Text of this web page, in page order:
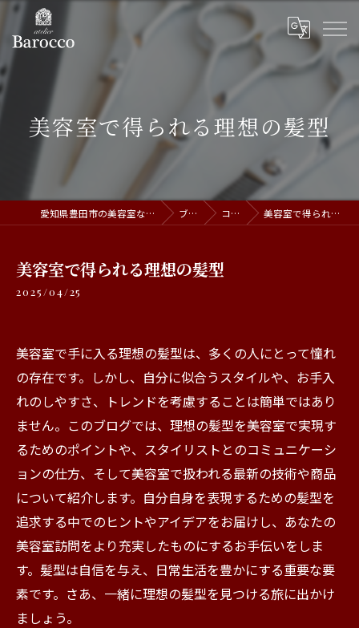
美容室で得られる理想の髪型
愛知県豊田市の美容室ならatelier Barocco ブログ コラム 美容室で得られる理想の髪型
美容室で得られる理想の髪型
2025/04/25
美容室で手に入る理想の髪型は、多くの人にとって憧れ
の存在です。しかし、自分に似合うスタイルや、お手入
れのしやすさ、トレンドを考慮することは簡単ではあり
ません。このブログでは、理想の髪型を美容室で実現す
るためのポイントや、スタイリストとのコミュニケーシ
ョンの仕方、そして美容室で扱われる最新の技術や商品
について紹介します。自分自身を表現するための髪型を
追求する中でのヒントやアイデアをお届けし、あなたの
美容室訪問をより充実したものにするお手伝いをしま
す。髪型は自信を与え、日常生活を豊かにする重要な要
素です。さあ、一緒に理想の髪型を見つける旅に出かけ
ましょう。